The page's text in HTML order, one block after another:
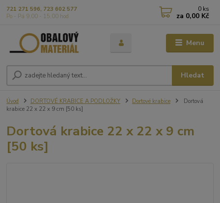
Menu
Hledat
721 271 596, 723 602 577
Po - Pá 9,00 - 15,00 hod
0 ks
za 0,00 Kč
Úvod DORTOVÉ KRABICE A PODLOŽKY Dortové krabice
Dortová
krabice 22 x 22 x 9 cm [50 ks]
Dortová krabice 22 x 22 x 9 cm
[50 ks]